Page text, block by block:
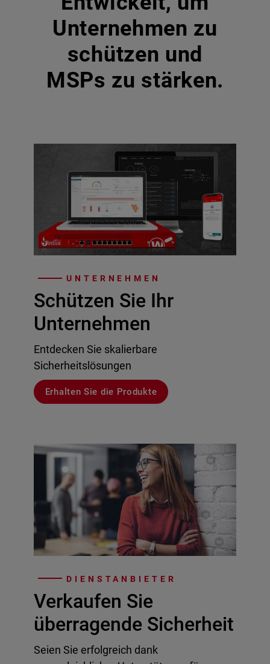
Unternehmen zu
schützen und
MSPs zu stärken.
UNTERNEHMEN
Schützen Sie Ihr
Unternehmen
Entdecken Sie skalierbare
Sicherheitslösungen
Erhalten Sie die Produkte
DIENSTANBIETER
Verkaufen Sie
überragende Sicherheit
Seien Sie erfolgreich dank